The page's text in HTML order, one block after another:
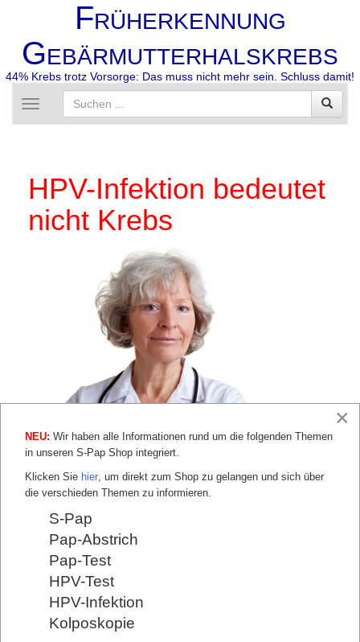
FRÜHERKENNUNG
GEBÄRMUTTERHALSKREBS
44% Krebs trotz Vorsorge: Das muss nicht mehr sein. Schluss damit!
Toggle
navigation
HPV-Infektion bedeutet
nicht Krebs
Fällen zur Zellveränderung
Diese Zellveränderungen können mit dem
Pap-Test erkannt werden."
Die meisten Frauen infizieren sich mit HPV.
Glücklicherweise hat die Infektion in über 90% der
Fälle keine Folgen. Selbst Vorstufen von
Gebärmutterhalskrebs heilen häufig durch das
×
NEU: Wir haben alle Informationen rund um die folgenden Themen
in unseren S-Pap Shop integriert.
Klicken Sie hier , um direkt zum Shop zu gelangen und sich über
die verschieden Themen zu informieren.
S-Pap
Pap-Abstrich
Pap-Test
HPV-Test
HPV-Infektion
Kolposkopie